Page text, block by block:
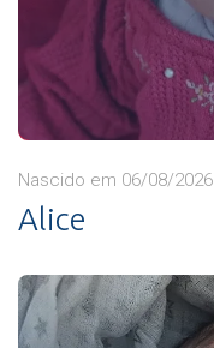
Nascido em 06/08/2026
Alice